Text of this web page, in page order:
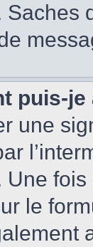
Saches
puis-
une
Une
le